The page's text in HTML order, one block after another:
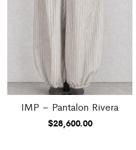
IMP – Pantalon Rivera
$28,600.00